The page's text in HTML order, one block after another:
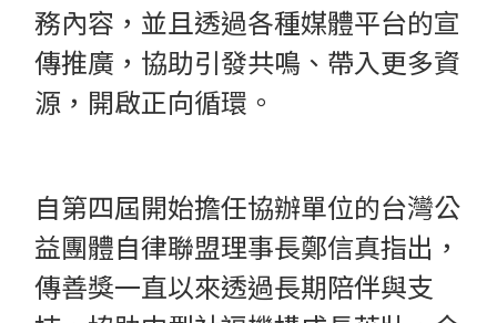
務內容，並且透過各種媒體平台的宣
傳推廣，協助引發共鳴、帶入更多資
源，開啟正向循環。
自第四屆開始擔任協辦單位的台灣公
益團體自律聯盟理事長鄭信真指出，
傳善獎一直以來透過長期陪伴與支